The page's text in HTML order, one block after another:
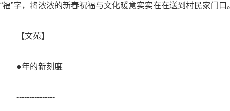
“福”字，将浓浓的新春祝福与文化暖意实实在在送到村民家门
【文苑】
●年的新刻度
---------------